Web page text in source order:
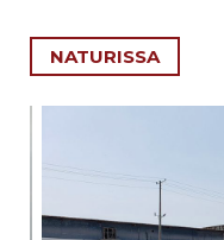
NATURISSA